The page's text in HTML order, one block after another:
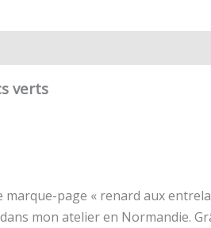
verts
marque-page « renard aux
mon atelier en Normandie.